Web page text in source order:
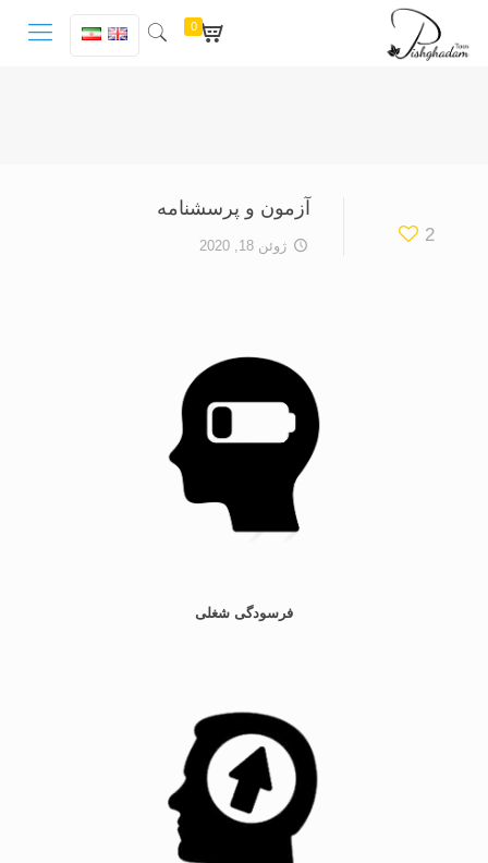
0
2
آزمون و پرسشنامه
ژوئن 18, 2020
فرسودگی شغلی